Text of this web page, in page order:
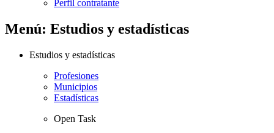
Perfil contratante
Menú: Estudios y estadísticas
Estudios y estadísticas
Profesiones
Municipios
Estadísticas
Open Task